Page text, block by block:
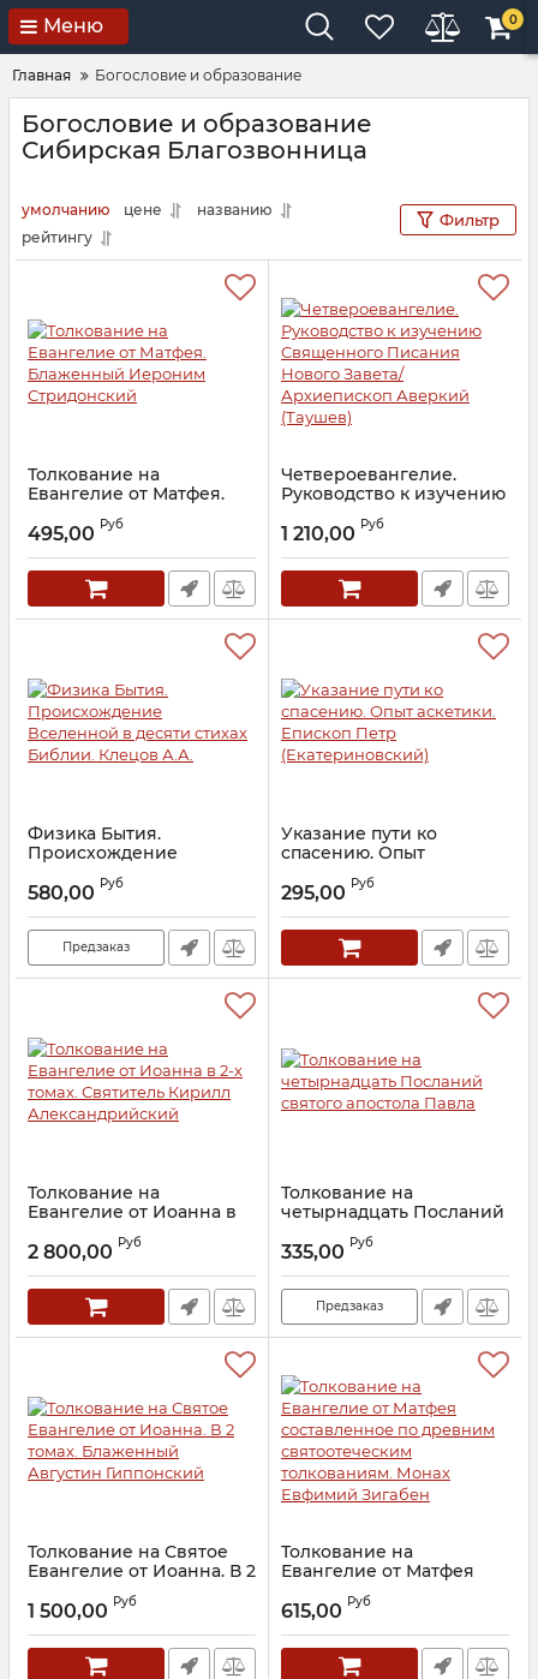
Меню 0
Главная Богословие и образование
Богословие и образование
Сибирская Благозвонница
умолчанию цене
названию
рейтингу
Фильтр
Толкование на
Евангелие от Матфея.
Блаженный Иероним
Стридонский
Артикул: 22910
495,00 Руб
Четвероевангелие.
Руководство к изучению
Священного Писания
Нового Завета/
(Таушев)
23886
1 210,00 Руб
Физика Бытия.
Происхождение
Вселенной в десяти
стихах Библии. Клецов
Артикул: 24582
580,00 Руб
Предзаказ
Указание пути ко
спасению. Опыт
аскетики. Епископ Петр
(Екатериновский)
Артикул: 11008
295,00 Руб
Толкование на
Евангелие от Иоанна в
2-х томах. Святитель
Кирилл
Артикул: 14913
2 800,00 Руб
Толкование на
четырнадцать Посланий
святого апостола Павла
Артикул: 17640
335,00 Руб
Предзаказ
Толкование на Святое
Евангелие от Иоанна. В 2
томах. Блаженный
Августин Гиппонский
Артикул: 24581
1 500,00 Руб
Толкование на
Евангелие от Матфея
составленное по
древним
толкованиям. Монах
Евфимий Зигабен
615,00 Руб